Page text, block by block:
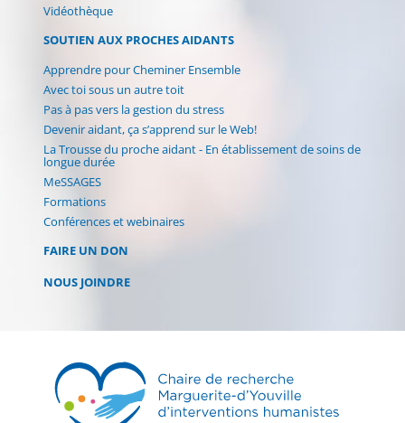
Vidéothèque
SOUTIEN AUX PROCHES AIDANTS
Apprendre pour Cheminer Ensemble
Avec toi sous un autre toit
Pas à pas vers la gestion du stress
Devenir aidant, ça s’apprend sur le Web!
La Trousse du proche aidant - En établissement de soins de
longue durée
MeSSAGES
Formations
Conférences et webinaires
FAIRE UN DON
NOUS JOINDRE